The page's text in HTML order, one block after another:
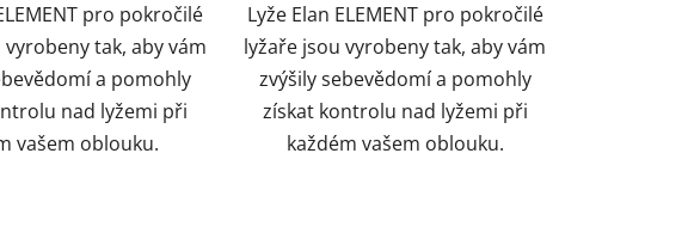
pro pokročilé
tak, aby vám
a pomohly
nad lyžemi při
vašem oblouku.
Lyže Elan ELEMENT pro pokročilé
lyžaře jsou vyrobeny tak, aby vám
zvýšily sebevědomí a pomohly
získat kontrolu nad lyžemi při
každém vašem oblouku.